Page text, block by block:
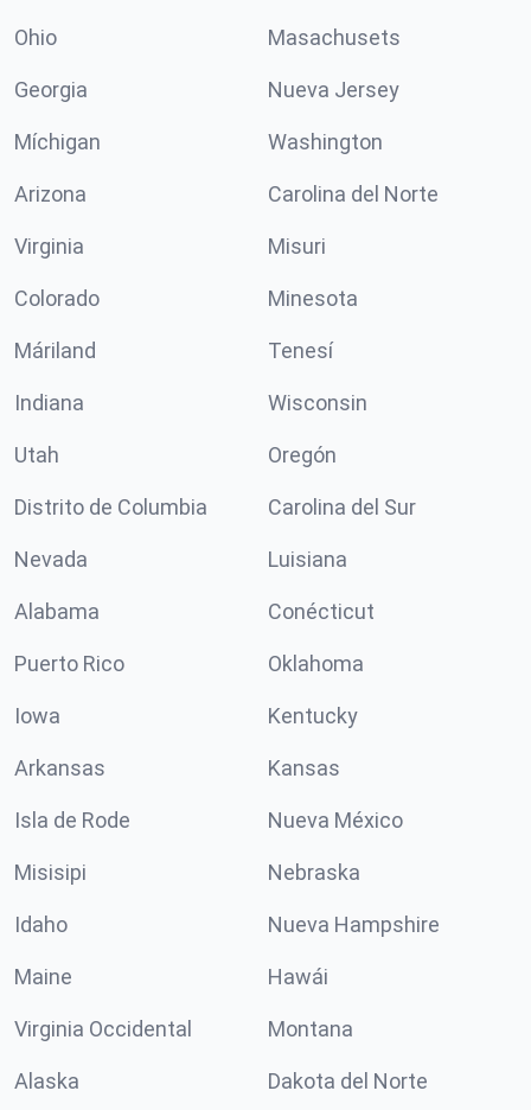
Ohio Masachusets
Georgia Nueva Jersey
Míchigan Washington
Arizona Carolina del Norte
Virginia Misuri
Colorado Minesota
Máriland Tenesí
Indiana Wisconsin
Utah Oregón
Distrito de Columbia Carolina del Sur
Nevada Luisiana
Alabama Conécticut
Puerto Rico Oklahoma
Iowa Kentucky
Arkansas Kansas
Isla de Rode Nueva México
Misisipi Nebraska
Idaho Nueva Hampshire
Maine Hawái
Virginia Occidental Montana
Alaska Dakota del Norte